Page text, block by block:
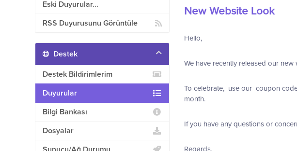
Eski Duyurular...
RSS Duyurusunu Görüntüle
New Website Look
Hello,
We have recently released our new
To celebrate, use our coupon
month.
If you have any questions or
Regards,
Destek
Destek Bildirimlerim
Duyurular
Bilgi Bankası
Dosyalar